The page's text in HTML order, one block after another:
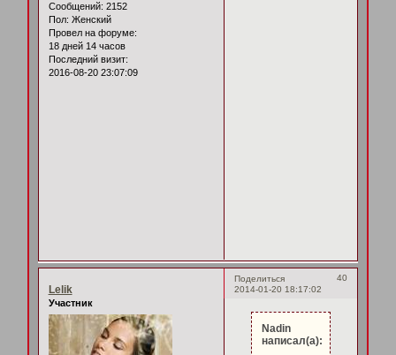
Сообщений: 2152
Пол: Женский
Провел на форуме:
18 дней 14 часов
Последний визит:
2016-08-20 23:07:09
Поделиться
40
2014-01-20 18:17:02
Lelik
Участник
Nadin
написал(а):